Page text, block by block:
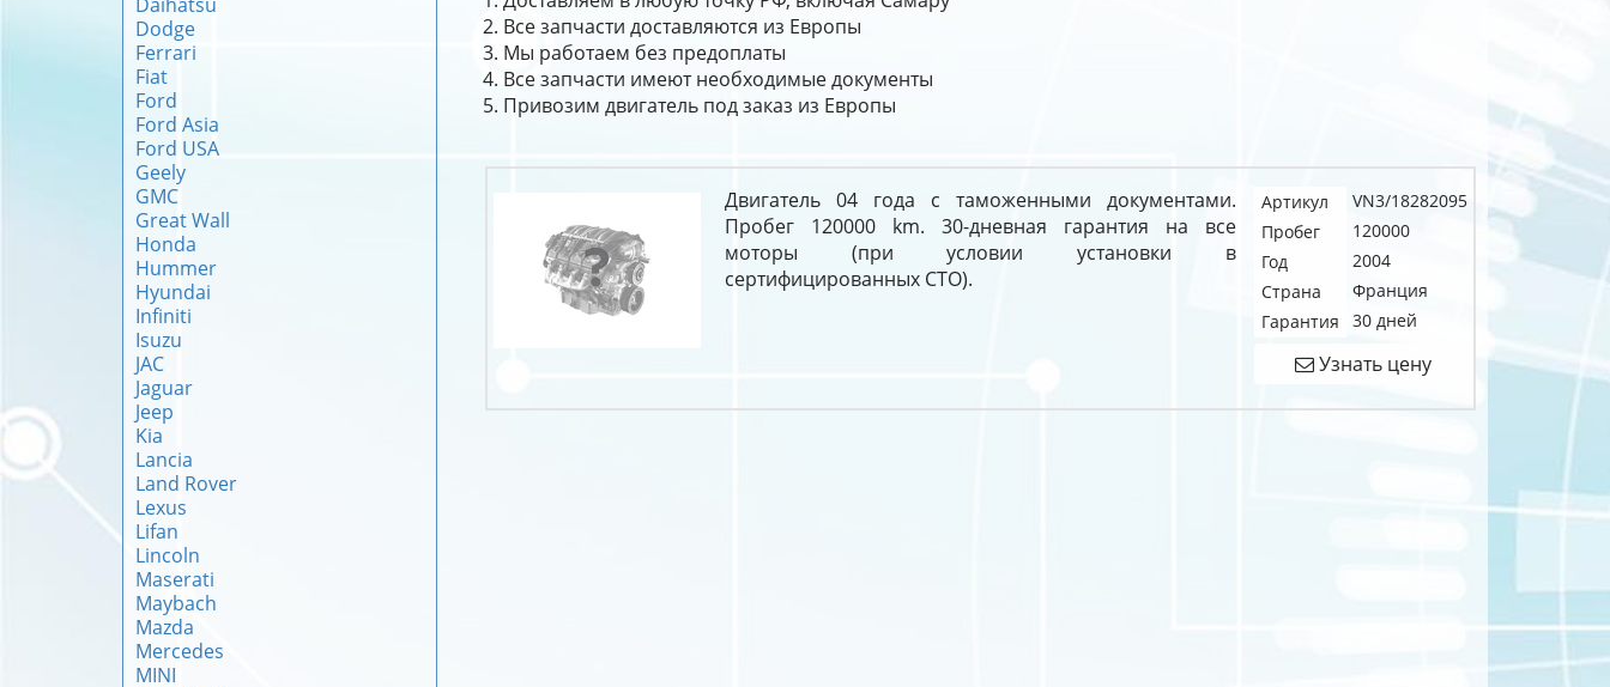
Dodge
Ferrari
Fiat
Ford
Ford Asia
Ford USA
Geely
GMC
Great Wall
Honda
Hummer
Hyundai
Infiniti
Isuzu
JAC
Jaguar
Jeep
Kia
Lancia
Land Rover
Lexus
Lifan
Lincoln
Maserati
Maybach
Mazda
Mercedes
MINI
Все запчасти доставляются из Европы
Мы работаем без предоплаты
Все запчасти имеют необходимые документы
Привозим двигатель под заказ из Европы
Двигатель 04 года с таможенными документами.
Пробег 120000 km. 30-дневная гарантия на все
моторы (при условии установки в
сертифицированных СТО).
Артикул
VN3/18282095
Пробег
120000
Год
2004
Страна
Франция
Гарантия
30 дней
Узнать цену